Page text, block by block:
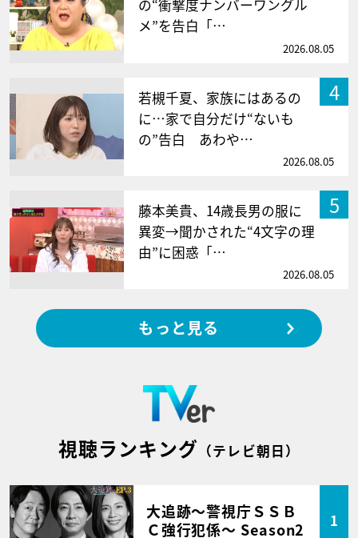
の“衝撃度ナンバーワングル
メ”を告白「…
2026.08.05
4
若槻千夏、家族にはあるの
に…家で自分だけ“ないも
の”告白 あわや…
2026.08.05
5
藤本美貴、14歳長男の服に
異変→聞かされた“4文字の理
由”に困惑「…
2026.08.05
もっと見る
視聴ランキング （テレビ朝日）
大追跡～警視庁ＳＳＢ
Ｃ強行犯係～ Season2
1